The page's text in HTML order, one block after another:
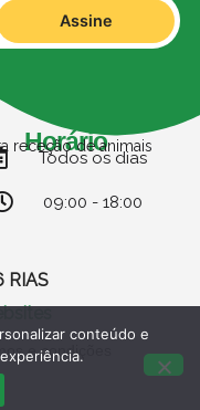
Assine
Horário
receção de animais
Todos os dias
09:00 - 18:00
RIAS
e condições
conteúdo e